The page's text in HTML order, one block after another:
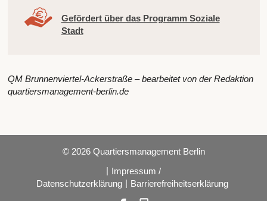
Gefördert über das Programm Soziale
Stadt
QM Brunnenviertel-Ackerstraße – bearbeitet von der Redaktion
quartiersmanagement-berlin.de
© 2026 Quartiersmanagement Berlin
| Impressum /
Datenschutzerklärung | Barrierefreiheitserklärung